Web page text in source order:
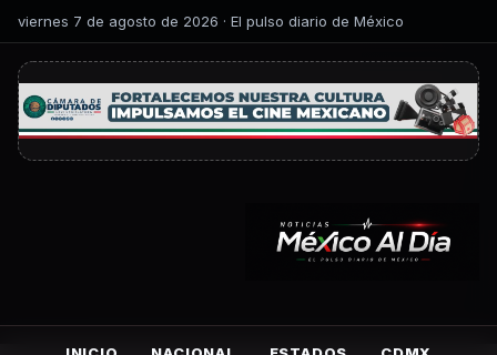
viernes 7 de agosto de 2026 · El pulso diario de México